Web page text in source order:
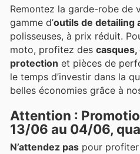
Remontez la garde-robe de
gamme d’outils de detailing
polisseuses, à prix réduit.
moto, profitez des
protection et pièces de
le temps d’investir dans la
belles économies grâce à
Attention :
13/06 au 04/06,
N’attendez pas pour